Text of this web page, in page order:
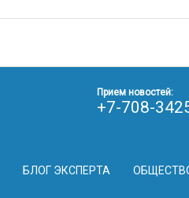
БЛОГ ЭКСПЕРТА
Прием новостей:
+7-708-